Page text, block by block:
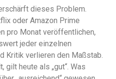
dieses Problem.
oder Amazon Prime
pro Monat veröffentlichen,
jeder einzelnen
Kritik verlieren den Maßstab.
gilt heute als „gut“. Was